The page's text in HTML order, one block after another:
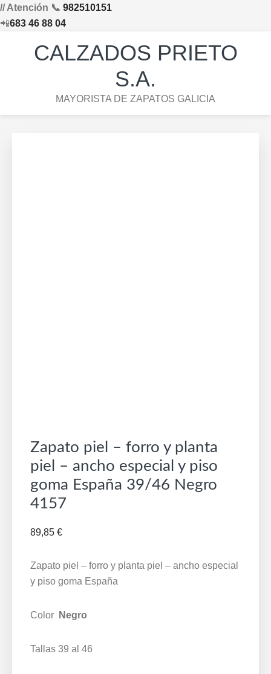
// Atención 📞 982510151
📲683 46 88 04
CALZADOS PRIETO
S.A.
MAYORISTA DE ZAPATOS GALICIA
Zapato piel – forro y planta
piel – ancho especial y piso
goma España 39/46 Negro
4157
89,85 €
Zapato piel – forro y planta piel – ancho especial
y piso goma España
Color Negro
Tallas 39 al 46